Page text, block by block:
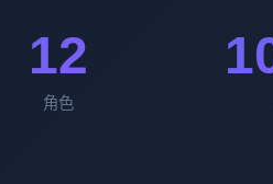
12
角色